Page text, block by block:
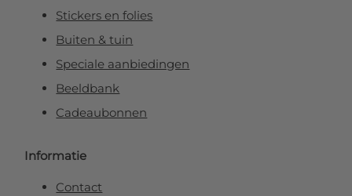
Stickers en folies
Buiten & tuin
Speciale aanbiedingen
Beeldbank
Cadeaubonnen
Informatie
Contact